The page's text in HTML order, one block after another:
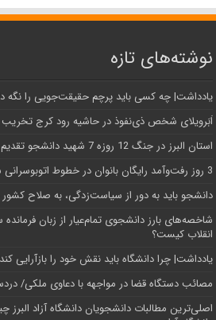
نوشته‌های تازه
یادداشت| ‌چه کسی باید پرچم حقیقت‌جویی را نگه
اَبَر‌ویلای شخص ذی‌نفوذ در حاشیه‌ رود کرج
استان البرز در جنگ 12 روزه 7 شهید دانشجو تقدیم انقلاب کرد
3 روز رفت‌وآمد رایگان بانوان در خطوط اتوبوسرانی شهری کرج
دانشجو باید به دور از سیاست‌زدگی، به صلاح کشور
شاخصه‌های بارز دانشجوی تمام‌عیار از زبان فرمانده
انقلاب کیست؟
یادداشت| چرا دانشگاه باید نقش خود را بازآرایی
مصائب دستگاه قضا در مواجهه با دعاوی ملکی/
اصلی‌ترین مطالبات دانشجویان دانشگاه آزاد